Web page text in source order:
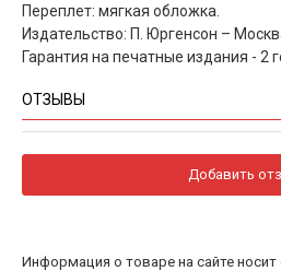
Переплет: мягкая обложка.
Издательство: П. Юргенсон –
Гарантия на печатные издания - 2
ОТЗЫВЫ
Добавить
Информация о товаре на сайте